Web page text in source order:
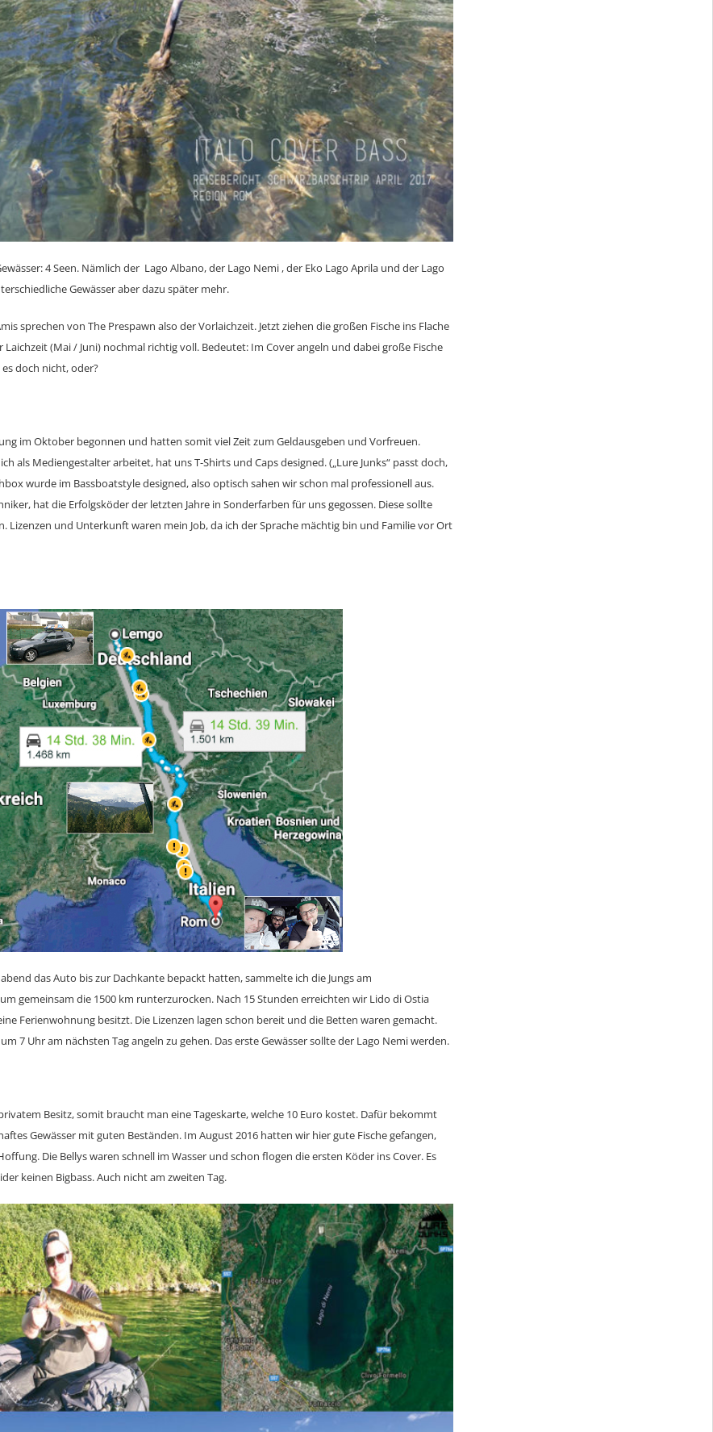
4 Seen. Nämlich der Lago Albano, der Lago Nemi , der Eko Lago Aprila und der Lago
Gewässer aber dazu später mehr.
sprechen von The Prespawn also der Vorlaichzeit. Jetzt ziehen die großen Fische ins Flache
Laichzeit (Mai / Juni) nochmal richtig voll. Bedeutet: Im Cover angeln und dabei große Fische
doch nicht, oder?
im Oktober begonnen und hatten somit viel Zeit zum Geldausgeben und Vorfreuen.
als Mediengestalter arbeitet, hat uns T-Shirts und Caps designed. („Lure Junks“ passt doch,
wurde im Bassboatstyle designed, also optisch sahen wir schon mal professionell aus.
hat die Erfolgsköder der letzten Jahre in Sonderfarben für uns gegossen. Diese sollte
Lizenzen und Unterkunft waren mein Job, da ich der Sprache mächtig bin und Familie vor Ort
das Auto bis zur Dachkante bepackt hatten, sammelte ich die Jungs am
gemeinsam die 1500 km runterzurocken. Nach 15 Stunden erreichten wir Lido di Ostia
Ferienwohnung besitzt. Die Lizenzen lagen schon bereit und die Betten waren gemacht.
7 Uhr am nächsten Tag angeln zu gehen. Das erste Gewässer sollte der Lago Nemi werden.
Besitz, somit braucht man eine Tageskarte, welche 10 Euro kostet. Dafür bekommt
Gewässer mit guten Beständen. Im August 2016 hatten wir hier gute Fische gefangen,
Die Bellys waren schnell im Wasser und schon flogen die ersten Köder ins Cover. Es
keinen Bigbass. Auch nicht am zweiten Tag.